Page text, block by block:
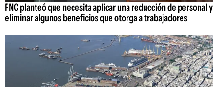
FNC planteó que necesita aplicar una reducción de personal y
eliminar algunos beneficios que otorga a trabajadores